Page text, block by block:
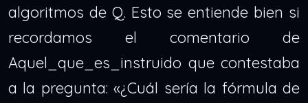
algoritmos de Q. Esto se entiende bien si
recordamos el comentario de
Aquel_que_es_instruido que contestaba
a la pregunta: «¿Cuál sería la fórmula de